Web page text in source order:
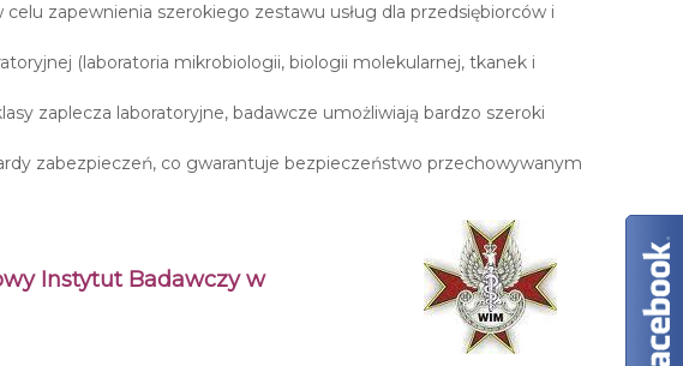
zapewnienia szerokiego zestawu usług dla przedsiębiorców i
(laboratoria mikrobiologii, biologii molekularnej, tkanek i
zaplecza laboratoryjne, badawcze umożliwiają bardzo szeroki
zabezpieczeń, co gwarantuje bezpieczeństwo przechowywanym
Instytut Badawczy w